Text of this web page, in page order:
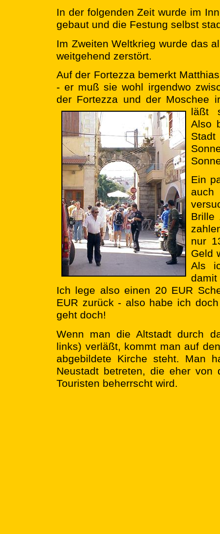
In der folgenden Zeit wurde im
gebaut und die Festung selbst
Im Zweiten Weltkrieg wurde das
weitgehend zerstört.
Auf der Fortezza bemerkt
- er muß sie wohl irgendwo
der Fortezza und der Moschee
läßt
Also
Ein
Brille
nur
Geld
Als
Ich lege also einen 20 EUR
EUR zurück - also habe ich
geht doch!
Wenn man die Altstadt durch
links) verläßt, kommt man auf
abgebildete Kirche steht. Man
Neustadt betreten, die eher
Touristen beherrscht wird.